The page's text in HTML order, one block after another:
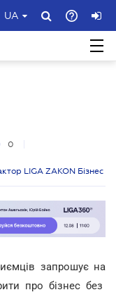
UA
0
LIGA ZAKON Бізнес
запрошує на
про бізнес без